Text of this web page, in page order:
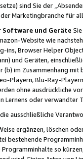
sind Sie der
Marketingbranche für
und Geräte
Website wie
ins, Browser Helper
und Geräten,
(b) im Zusammenhang
Playern, Blu-Ray-
ohne ausdrückliche
Lernens oder
ausschließliche
ergänzen, löschen
bestehende
so